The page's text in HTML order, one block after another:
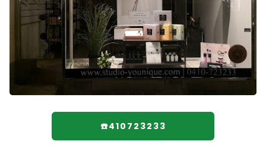
☎️410723233